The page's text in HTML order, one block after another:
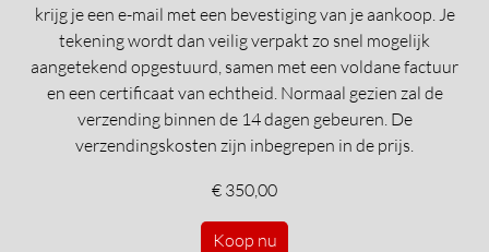
krijg je een e-mail met een bevestiging van je aankoop. Je
tekening wordt dan veilig verpakt zo snel mogelijk
aangetekend opgestuurd, samen met een voldane factuur
en een certificaat van echtheid. Normaal gezien zal de
verzending binnen de 14 dagen gebeuren. De
verzendingskosten zijn inbegrepen in de prijs.
€ 350,00
Koop nu